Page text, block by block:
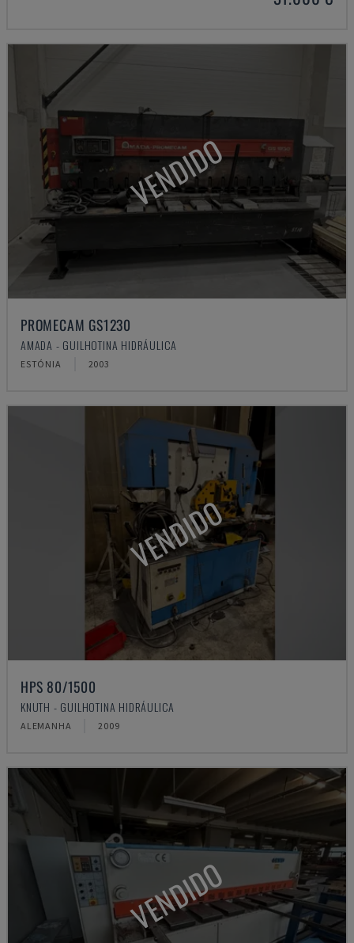
VENDIDO
PROMECAM GS1230
AMADA - GUILHOTINA HIDRÁULICA
ESTÓNIA 2003
VENDIDO
HPS 80/1500
KNUTH - GUILHOTINA HIDRÁULICA
ALEMANHA 2009
VENDIDO